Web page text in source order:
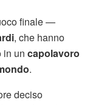
finale —
, che hanno
in un capolavoro
.
deciso